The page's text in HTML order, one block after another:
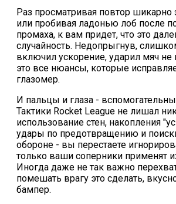
Раз просматривая повтор шикарно
или пробивая ладонью лоб после
промаха, к вам придет, что это
случайность. Недопрыгнув,
включил ускорение, ударил мяч не
это все нюансы, которые
глазомер.
И пальцы и глаза -
Тактики Rocket League не лишал
использование стен, накопления
удары по предотвращению и
обороне - вы перестаете
только ваши соперники применят
Иногда даже не так важно
помешать врагу это сделать,
бампер.